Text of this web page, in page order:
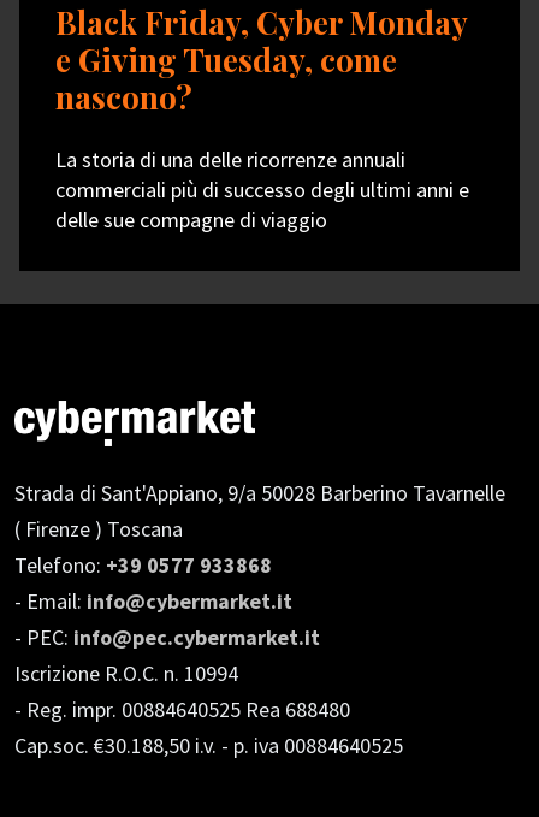
Black Friday, Cyber Monday
e Giving Tuesday, come
nascono?
La storia di una delle ricorrenze annuali
commerciali più di successo degli ultimi anni e
delle sue compagne di viaggio
Strada di Sant'Appiano, 9/a 50028 Barberino Tavarnelle
( Firenze ) Toscana
Telefono: +39 0577 933868
- Email: info@cybermarket.it
- PEC: info@pec.cybermarket.it
Iscrizione R.O.C. n. 10994
- Reg. impr. 00884640525 Rea 688480
Cap.soc. €30.188,50 i.v. - p. iva 00884640525